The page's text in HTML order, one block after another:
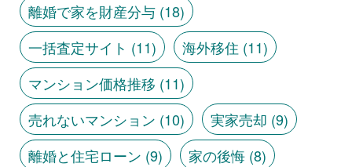
離婚で家を財産分与(18)
一括査定サイト (11) 海外移住 (11)
マンション価格推移 (11)
売れないマンション (10) 実家売却 (9)
離婚と住宅ローン (9) 家の後悔(8)